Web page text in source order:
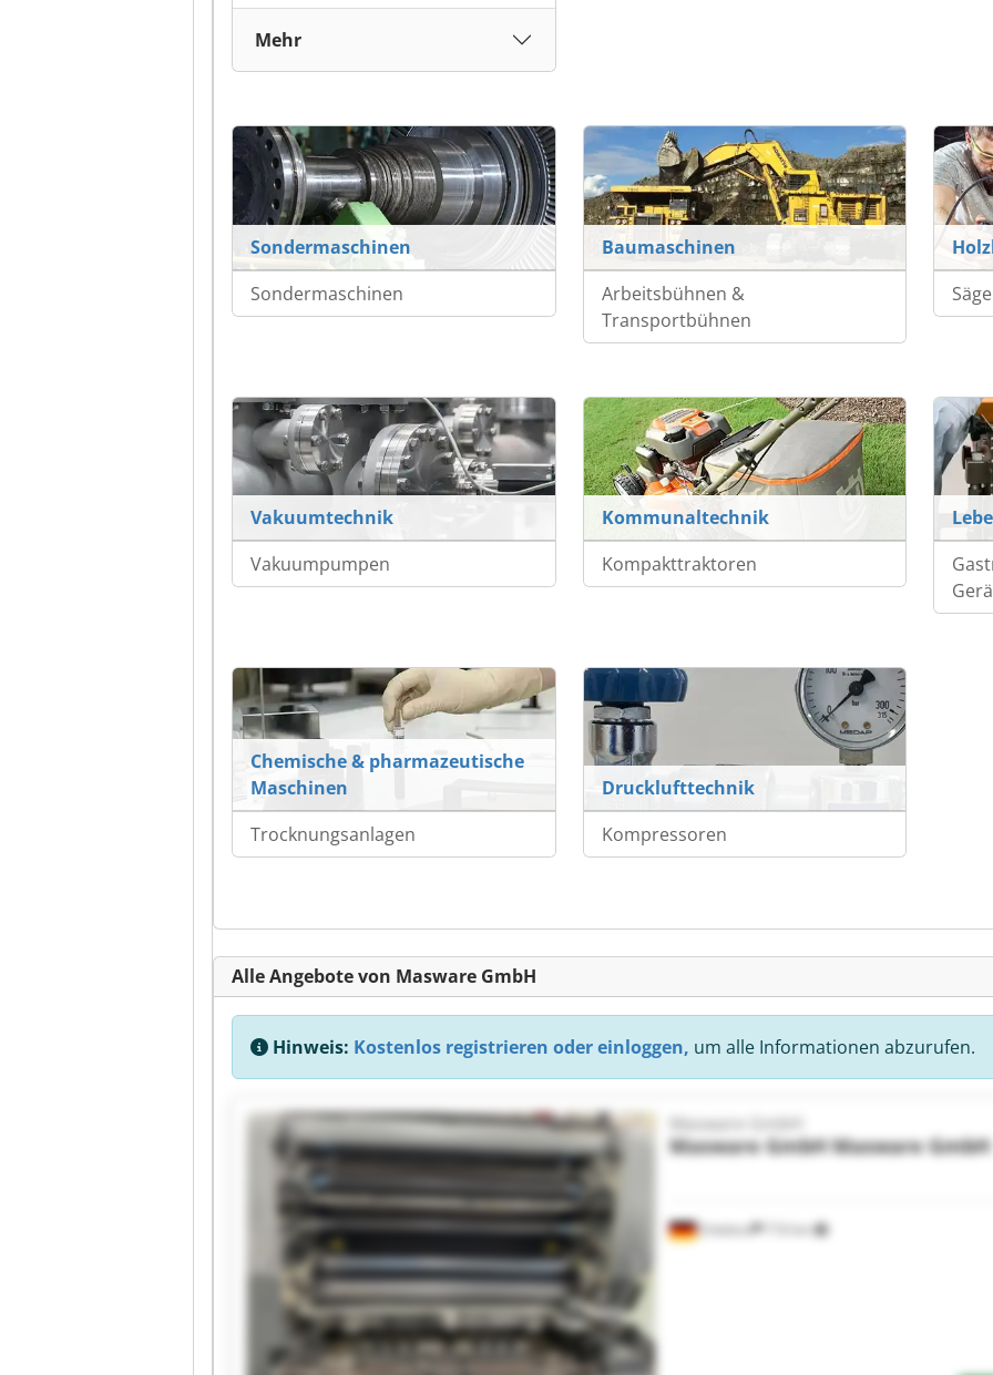
Mehr
Sondermaschinen
Sondermaschinen
Baumaschinen
Arbeitsbühnen &
Transportbühnen
Vakuumtechnik
Vakuumpumpen
Kommunaltechnik
Kompakttraktoren
Chemische & pharmazeutische
Maschinen
Trocknungsanlagen
Drucklufttechnik
Kompressoren
Alle Angebote von Masware GmbH
Hinweis: Kostenlos registrieren oder einloggen, um alle Informationen abzurufen.
Erkelenz 716 km
Masware GmbH
Masware GmbHMasware GmbH